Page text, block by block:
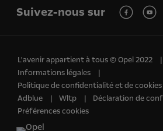
Suivez-nous sur
L'avenir appartient à tous © Opel 2022
Informations légales
Politique de confidentialité et de cookies
Adblue
Wltp
Déclaration de
Préférences cookies